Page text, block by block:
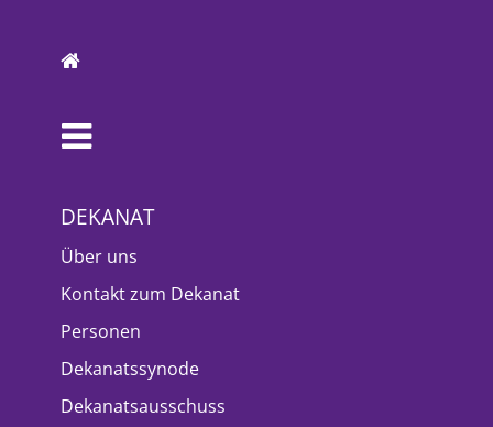
DEKANAT
Über uns
Kontakt zum Dekanat
Personen
Dekanatssynode
Dekanatsausschuss